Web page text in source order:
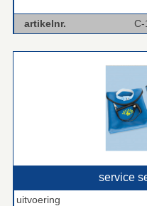
artikelnr. C-184
service
uitvoering